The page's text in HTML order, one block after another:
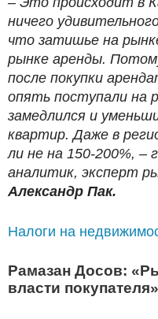
ничего
что затишье на
рынке аренды.
после покупки
опять поступали на
замедлился и
квартир. Даже в
ли не на 150-200%, –
аналитик, эксперт
Александр Пак.
Налоги на
Рамазан Досов:
власти покупателя»